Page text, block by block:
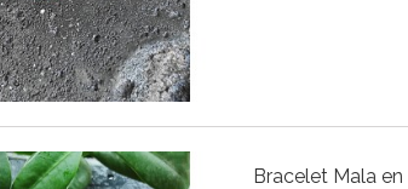
Bracelet Mala en